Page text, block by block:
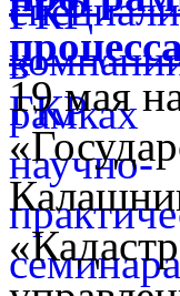
19 мая